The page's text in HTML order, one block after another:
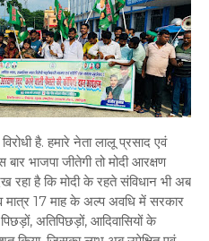
है. हमारे नेता लालू प्रसाद एवं
भाजपा जीतेगी तो मोदी आरक्षण
है कि मोदी के रहते संविधान भी अब
मात्र 17 माह के अल्प अवधि में सरकार
अतिपिछड़ों, आदिवासियों के